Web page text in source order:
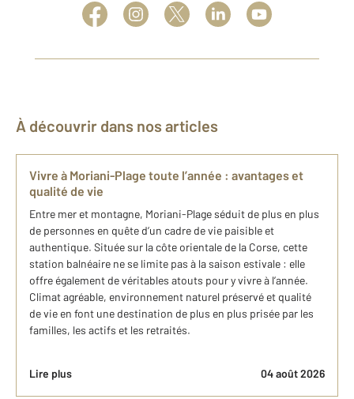
À découvrir dans nos articles
Vivre à Moriani-Plage toute l’année : avantages et
qualité de vie
Entre mer et montagne, Moriani-Plage séduit de plus en plus
de personnes en quête d’un cadre de vie paisible et
authentique. Située sur la côte orientale de la Corse, cette
station balnéaire ne se limite pas à la saison estivale : elle
offre également de véritables atouts pour y vivre à l’année.
Climat agréable, environnement naturel préservé et qualité
de vie en font une destination de plus en plus prisée par les
familles, les actifs et les retraités.
Lire plus 04 août 2026